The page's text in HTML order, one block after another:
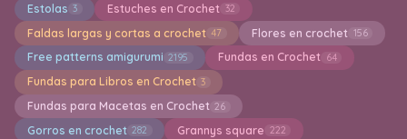
Estolas 3 Estuches en Crochet 32
Faldas largas y cortas a crochet 47 Flores en crochet 156
Free patterns amigurumi 2195 Fundas en Crochet 64
Fundas para Libros en Crochet 3
Fundas para Macetas en Crochet 26
Gorros en crochet 282 Grannys square 222